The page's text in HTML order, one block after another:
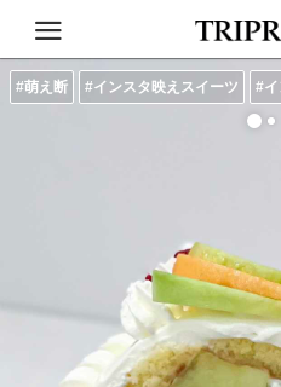
#萌え断 #インスタ映えスイーツ #イ